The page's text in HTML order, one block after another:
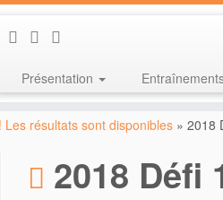
Présentation
résultats sont disponibles » 2018
2018 Défi